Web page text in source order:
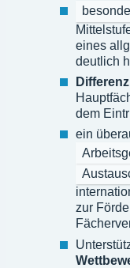
eines
deutlich
dem
ein
zur